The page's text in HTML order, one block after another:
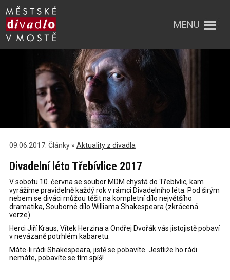
MENU
09.06.2017: Články » Aktuality z divadla
Divadelní léto Třebívlice 2017
V sobotu 10. června se soubor MDM chystá do Třebívlic, kam
vyrážíme pravidelně každý rok v rámci Divadelního léta. Pod širým
nebem se diváci můžou těšit na kompletní dílo největšího
dramatika, Souborné dílo Williama Shakespeara (zkrácená
verze).
Herci Jiří Kraus, Vítek Herzina a Ondřej Dvořák vás jistojistě pobaví
v nevázaně potrhlém kabaretu.
Máte-li rádi Shakespeara, jistě se pobavíte. Jestliže ho rádi
nemáte, pobavíte se tím spíš!